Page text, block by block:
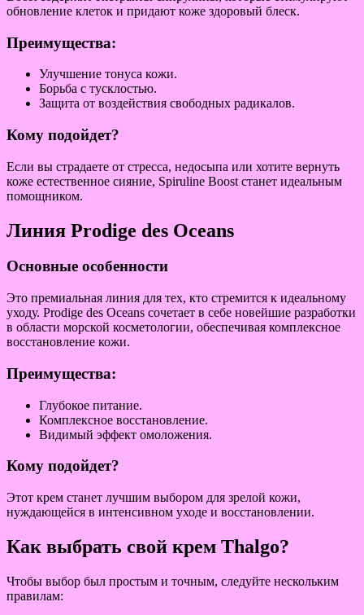
обновление клеток и придают коже здоровый блеск.
Преимущества:
Улучшение тонуса кожи.
Борьба с тусклостью.
Защита от воздействия свободных радикалов.
Кому подойдет?
Если вы страдаете от стресса, недосыпа или хотите вернуть
коже естественное сияние, Spiruline Boost станет идеальным
помощником.
Линия Prodige des Oceans
Основные особенности
Это премиальная линия для тех, кто стремится к идеальному
уходу. Prodige des Oceans сочетает в себе новейшие разработки
в области морской косметологии, обеспечивая комплексное
восстановление кожи.
Преимущества:
Глубокое питание.
Комплексное восстановление.
Видимый эффект омоложения.
Кому подойдет?
Этот крем станет лучшим выбором для зрелой кожи,
нуждающейся в интенсивном уходе и восстановлении.
Как выбрать свой крем Thalgo?
Чтобы выбор был простым и точным, следуйте нескольким
правилам: